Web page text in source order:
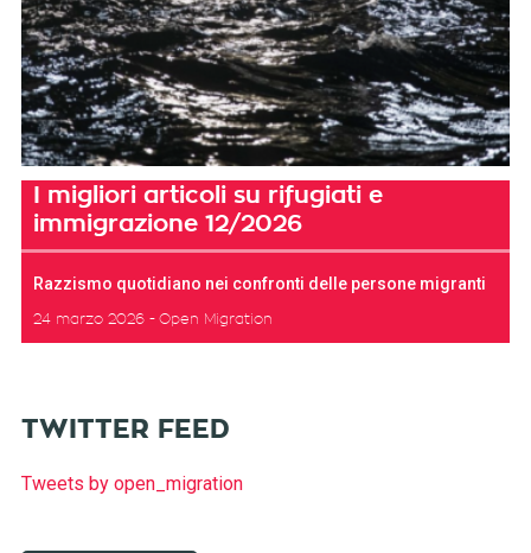
I migliori articoli su rifugiati e
immigrazione 12/2026
Razzismo quotidiano nei confronti delle persone migranti
24 marzo 2026 Open Migration
TWITTER FEED
Tweets by open_migration